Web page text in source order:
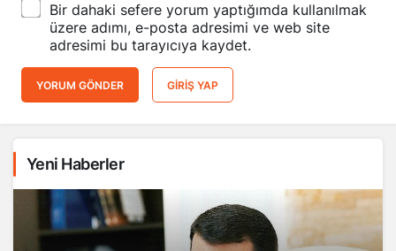
Bir dahaki sefere yorum yaptığımda kullanılmak
üzere adımı, e-posta adresimi ve web site
adresimi bu tarayıcıya kaydet.
YORUM GÖNDER GIRIŞ YAP
Yeni Haberler